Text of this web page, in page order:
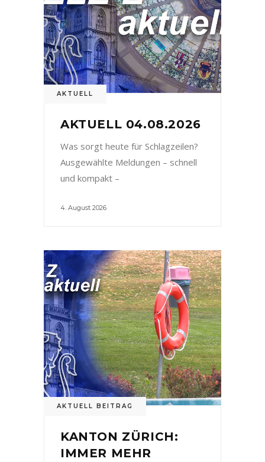
AKTUELL
AKTUELL 04.08.2026
Was sorgt heute für Schlagzeilen?
Ausgewählte Meldungen – schnell
und kompakt –
4. August 2026
AKTUELL BEITRAG
KANTON ZÜRICH:
IMMER MEHR